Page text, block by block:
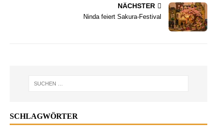
NÄCHSTER
Ninda feiert Sakura-Festival
SCHLAGWÖRTER